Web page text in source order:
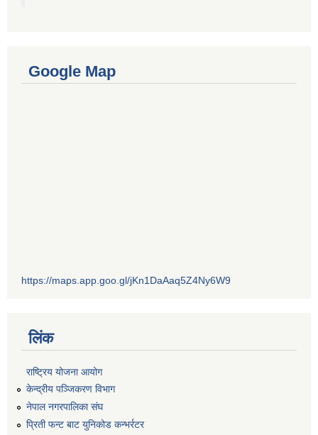
Google Map
https://maps.app.goo.gl/jKn1DaAaq5Z4Ny6W9
लिंक
राष्ट्रिय योजना आयोग
केन्द्रीय पञ्जिकरण विभाग
नेपाल नगरपालिका संघ
प्रिती फन्ट बाट युनिकोड कन्भर्रटर